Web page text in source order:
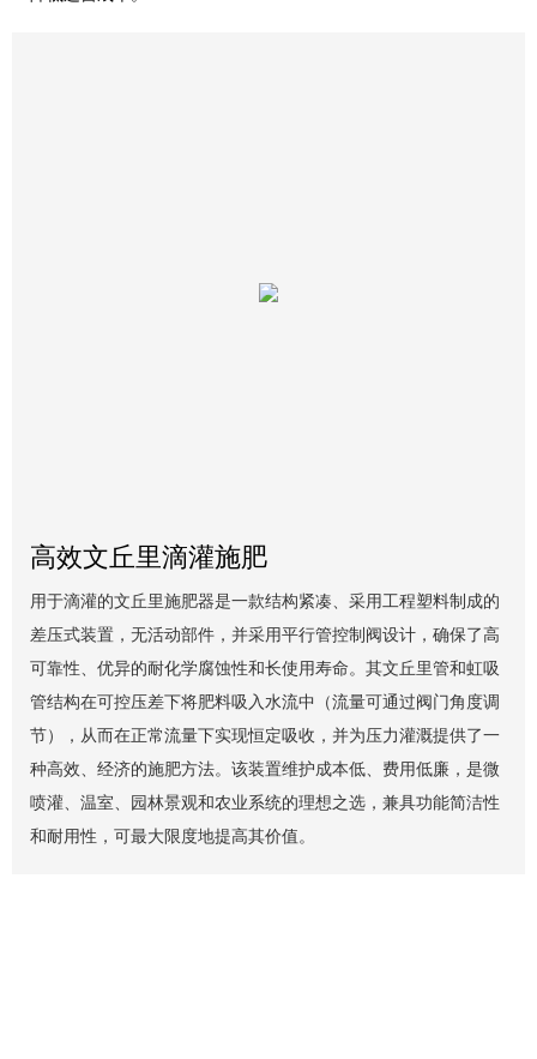
高效文丘里滴灌施肥
用于滴灌的文丘里施肥器是一款结构紧凑、采用工程塑料制成的
差压式装置，无活动部件，并采用平行管控制阀设计，确保了高
可靠性、优异的耐化学腐蚀性和长使用寿命。其文丘里管和虹吸
管结构在可控压差下将肥料吸入水流中（流量可通过阀门角度调
节），从而在正常流量下实现恒定吸收，并为压力灌溉提供了一
种高效、经济的施肥方法。该装置维护成本低、费用低廉，是微
喷灌、温室、园林景观和农业系统的理想之选，兼具功能简洁性
和耐用性，可最大限度地提高其价值。